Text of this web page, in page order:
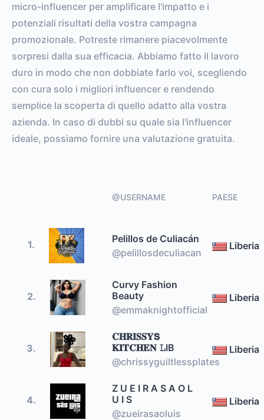
micro-influencer per amplificare l'impatto e i
potenziali risultati della vostra campagna
promozionale. Potreste rimanere piacevolmente
sorpresi dalla sua efficacia. Abbiamo fatto il lavoro
duro in modo che non dobbiate farlo voi, scegliendo
con cura solo i migliori influencer e rendendo
semplice la scoperta di quello adatto alla vostra
azienda. In caso di dubbi su quale sia l'influencer
ideale, possiamo fornire una valutazione gratuita.
@USERNAME PAESE
1.
Pelillos de Culiacán
@pelillosdeculiacan
Liberia
2.
Curvy Fashion
Beauty
@emmaknightofficial
Liberia
3.
𝐂𝐇𝐑𝐈𝐒𝐒𝐘𝗦
𝐊𝐈𝐓𝐂𝐇𝐄𝐍 𝙻IB
@chrissyguiltlessplates
Liberia
4.
Z U E I R A S A O L
U I S
@zueirasaoluis
Liberia